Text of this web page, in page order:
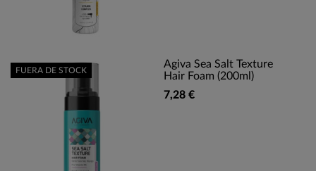
Agiva Sea Salt Texture
Hair Foam (200ml)
7,28 €
FUERA DE STOCK